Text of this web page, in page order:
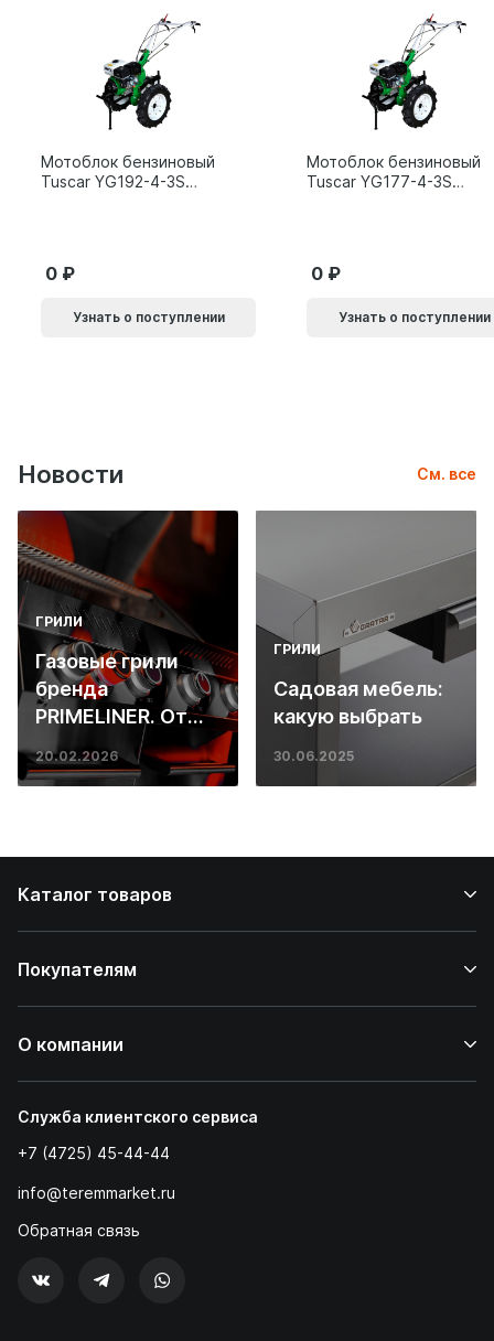
Мотоблок бензиновый
Tuscar YG192-4-3S
0
Узнать о поступлении
Мотоблок бензиновый
Tuscar YG177-4-3S
0
Узнать о поступлении
Новости См. все
ГРИЛИ
Газовые грили
бренда
PRIMELINER. От
основ инженерии
до ресторанных
20.02.2026
ГРИЛИ
Садовая мебель:
какую выбрать
30.06.2025
Каталог товаров
Покупателям
О компании
Служба клиентского сервиса
+7 (4725) 45-44-44
info@teremmarket.ru
Обратная связь